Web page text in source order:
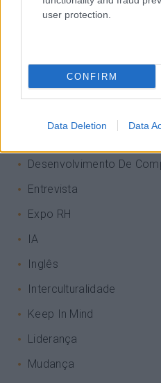
user protection.
CONFIRM
Data Deletion Data
Aprendizagem
Atendimento E Relação
Comunicação
Desenvolvimento De
Entrevista
Expo RH
IA
Inglês
Interculturalidade
Keep In Mind
Liderança
Mudança